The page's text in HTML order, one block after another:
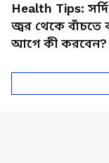
Health Tips:
জ্বর থেকে বাঁচতে
আগে কী করবেন?